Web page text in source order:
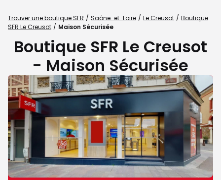
Trouver une boutique SFR Saône-et-Loire Le Creusot
Boutique
SFR Le Creusot
Maison Sécurisée
Boutique SFR Le Creusot
- Maison Sécurisée